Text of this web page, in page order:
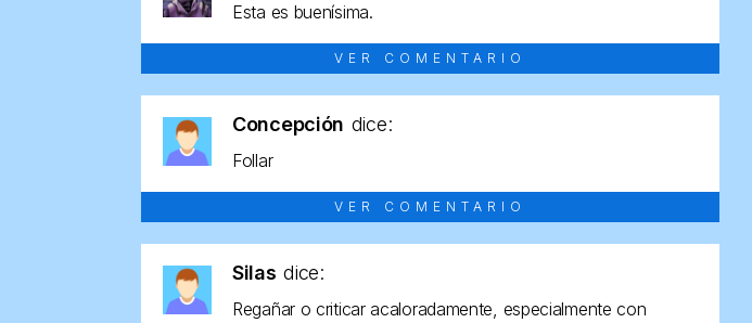
Esta es buenísima.
VER COMENTARIO
Concepción dice:
Follar
VER COMENTARIO
Silas dice:
Regañar o criticar acaloradamente, especialmente con